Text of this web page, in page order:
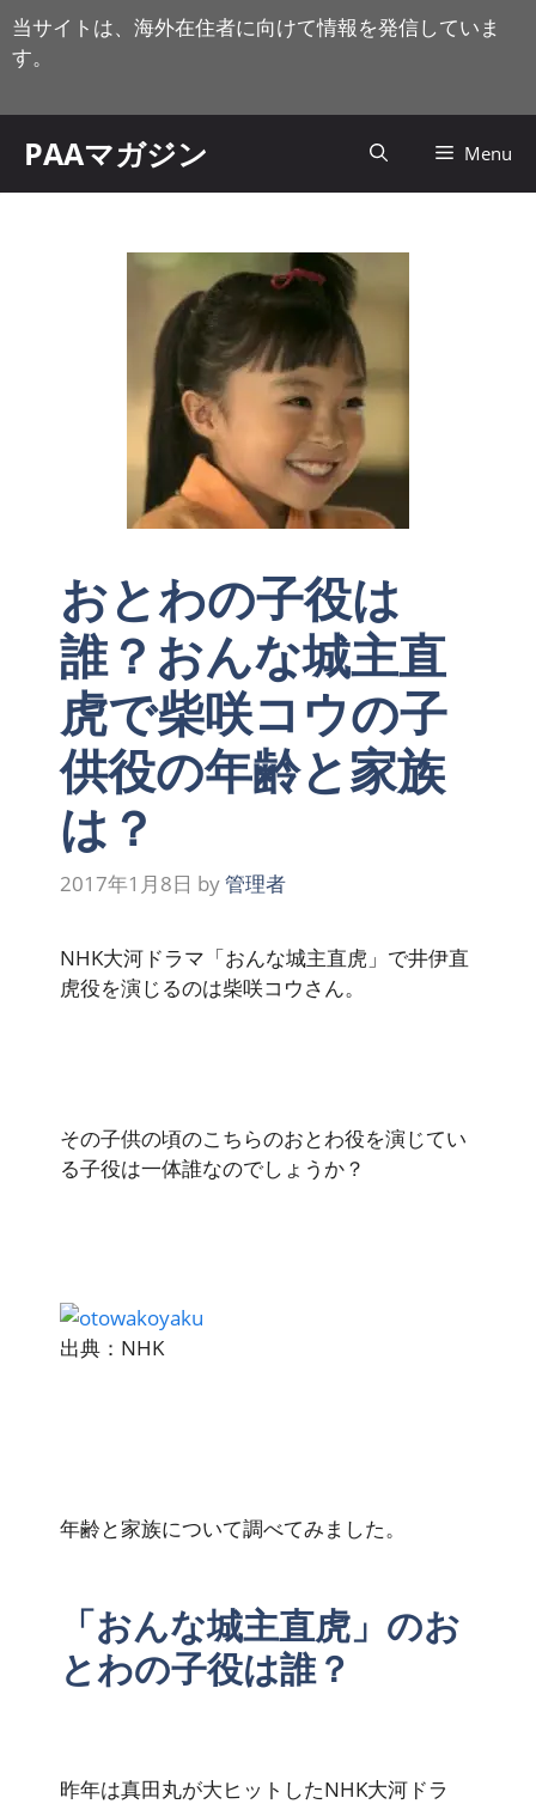
コ
ン
テ
ス
当サイトは、海外在住者に向けて情報を発信していま
す。
PAAマガジン Menu
おとわの子役は
誰？おんな城主直
虎で柴咲コウの子
供役の年齢と家族
は？
2017年1月8日 by管理者
NHK大河ドラマ「おんな城主直虎」で井伊直
虎役を演じるのは柴咲コウさん。
その子供の頃のこちらのおとわ役を演じてい
る子役は一体誰なのでしょうか？
出典：NHK
年齢と家族について調べてみました。
「おんな城主直虎」のお
とわの子役は誰？
昨年は真田丸が大ヒットしたNHK大河ドラ